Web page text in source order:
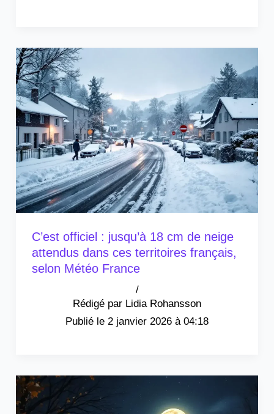
C’est officiel : jusqu’à 18 cm de neige
attendus dans ces territoires français,
selon Météo France
Lidia Rohansson
/
2 janvier 2026 à 04:18